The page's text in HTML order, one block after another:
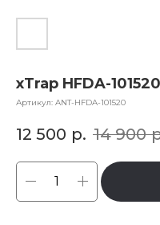
xTrap HFDA-101520
Артикул: ANT-HFDA-101520
12 500 р. 14 900